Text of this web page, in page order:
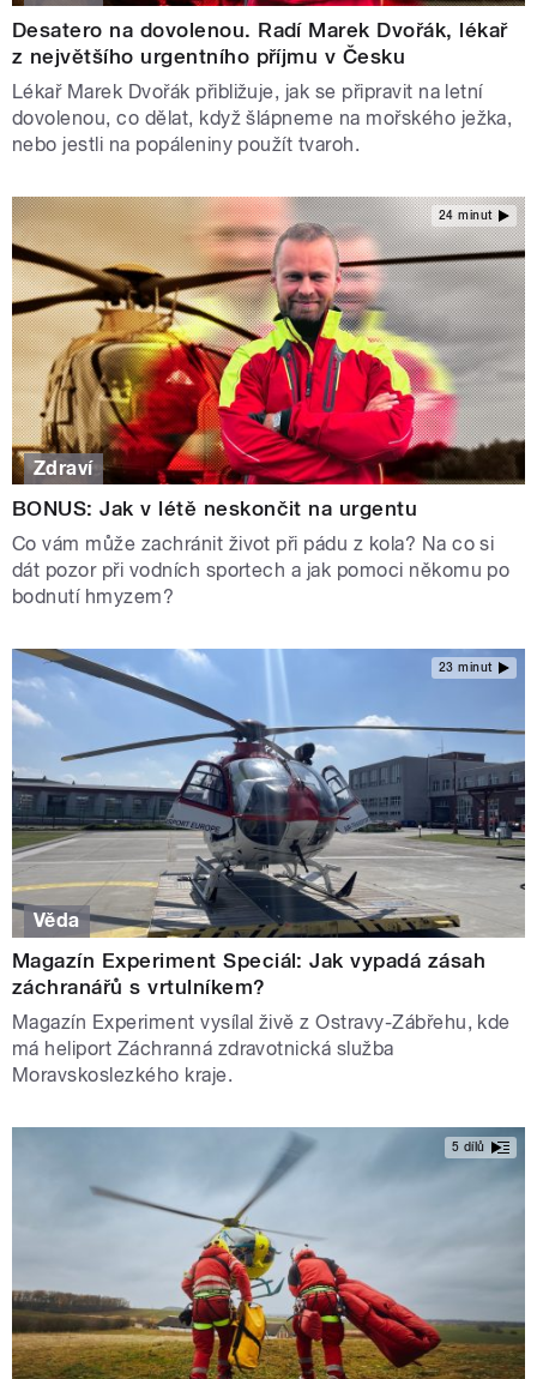
Desatero na dovolenou. Radí Marek Dvořák, lékař
z největšího urgentního příjmu v Česku
Lékař Marek Dvořák přibližuje, jak se připravit na letní
dovolenou, co dělat, když šlápneme na mořského ježka,
nebo jestli na popáleniny použít tvaroh.
24 minut
Zdraví
BONUS: Jak v létě neskončit na urgentu
Co vám může zachránit život při pádu z kola? Na co si
dát pozor při vodních sportech a jak pomoci někomu po
bodnutí hmyzem?
23 minut
Věda
Magazín Experiment Speciál: Jak vypadá zásah
záchranářů s vrtulníkem?
Magazín Experiment vysílal živě z Ostravy-Zábřehu, kde
má heliport Záchranná zdravotnická služba
Moravskoslezkého kraje.
5 dílů